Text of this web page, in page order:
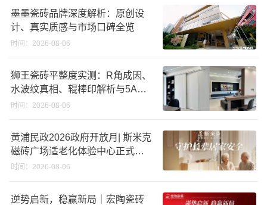
墨墨瓷砖品牌深度解析：原创设
计、真实质感与市场口碑全览
时间：2026-08-06
狮王瓷砖平整度实测：R角成因、
水波纹真相、辊棒印解析与5A标
准选购指南
时间：2026-08-06
黄浦民政2026政府开放月| 斯米克
磁砖广场适老化体验中心正式亮
相
时间：2026-08-06
逆势启新，稳赢新局｜宏陶瓷砖